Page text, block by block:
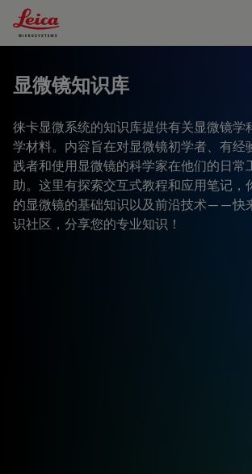
Leica Microsystems Logo
显微镜知识库
徕卡显微系统的知识库提供有关显微镜学
学材料。内容旨在对显微镜初学者、有经
践者和使用显微镜的科学家在他们的日常
助。这里有探索交互式教程和应用笔记，
的显微镜的基础知识以及前沿技术——快
识社区，分享您的专业知识！